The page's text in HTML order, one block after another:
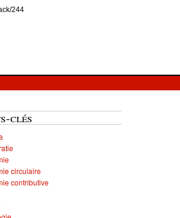
244
clés
circulaire
contributive